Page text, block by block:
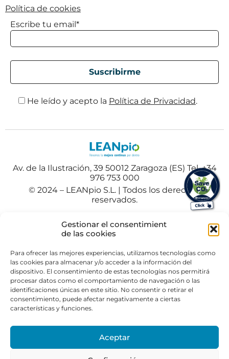
Gestionar el consentimient
de las cookies
Para ofrecer las mejores experiencias, utilizamos tecnologías como
las cookies para almacenar y/o acceder a la información del
dispositivo. El consentimiento de estas tecnologías nos permitirá
procesar datos como el comportamiento de navegación o las
identificaciones únicas en este sitio. No consentir o retirar el
consentimiento, puede afectar negativamente a ciertas
características y funciones.
Aceptar
Política de cookies
Escribe tu email*
He leído y acepto la Política de Privacidad.
Av. de la Ilustración, 39 50012 Zaragoza (ES) Tel. +34
976 753 000
© 2024 – LEANpio S.L. | Todos los derechos
reservados.
Español Polski(Polaco
Portuguese